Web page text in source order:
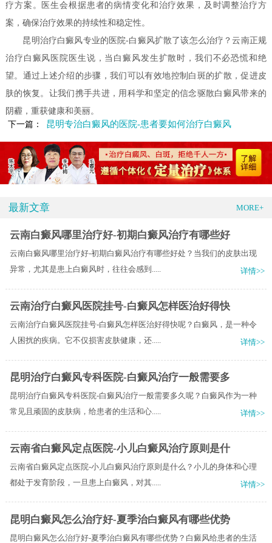
疗方案。医生会根据患者的病情变化和治疗效果，及时调整治疗方
案，确保治疗效果的持续性和稳定性。
昆明治疗白癜风专业的医院-白癜风扩散了该怎么治疗？云南正规
治疗白癜风医院医生说，当白癜风发生扩散时，我们不必恐慌和绝
望。通过上述介绍的步骤，我们可以有效地控制白斑的扩散，促进皮
肤的恢复。让我们携手共进，用科学和坚定的信念驱散白癜风带来的
阴霾，重获健康和美丽。
下一篇：
昆明专治白癜风的医院-患者要如何治疗白癜风
最新文章 MORE+
云南白癜风哪里治疗好-初期白癜风治疗有哪些好
云南白癜风哪里治疗好-初期白癜风治疗有哪些好处？当我们的皮肤出现
异常，尤其是患上白癜风时，往往会感到.....
详情>>
云南治疗白癜风医院挂号-白癜风怎样医治好得快
云南治疗白癜风医院挂号-白癜风怎样医治好得快呢？白癜风，是一种令
人困扰的疾病。它不仅损害皮肤健康，还.....
详情>>
昆明治疗白癜风专科医院-白癜风治疗一般需要多
昆明治疗白癜风专科医院-白癜风治疗一般需要多久呢？白癜风作为一种
常见且顽固的皮肤病，给患者的生活和心.....
详情>>
云南省白癜风定点医院-小儿白癜风治疗原则是什
云南省白癜风定点医院-小儿白癜风治疗原则是什么？小儿的身体和心理
都处于发育阶段，一旦患上白癜风，对其.....
详情>>
昆明白癜风怎么治疗好-夏季治白癜风有哪些优势
昆明白癜风怎么治疗好-夏季治白癜风有哪些优势？白癜风给患者的生活